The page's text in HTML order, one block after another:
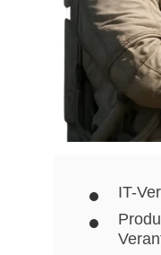
IT-